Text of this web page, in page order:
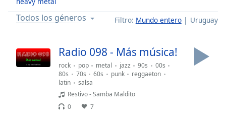
Loaded:
0.00%
TypeLIVE
Seek to
live,
Filtro: Mundo entero Uruguay
Todos los géneros
Radio 098 - Más música!
rock pop metal jazz 90s
00s
80s
70s 60s punk
reggaeton
latin
salsa
Restivo - Samba Maldito
0
7